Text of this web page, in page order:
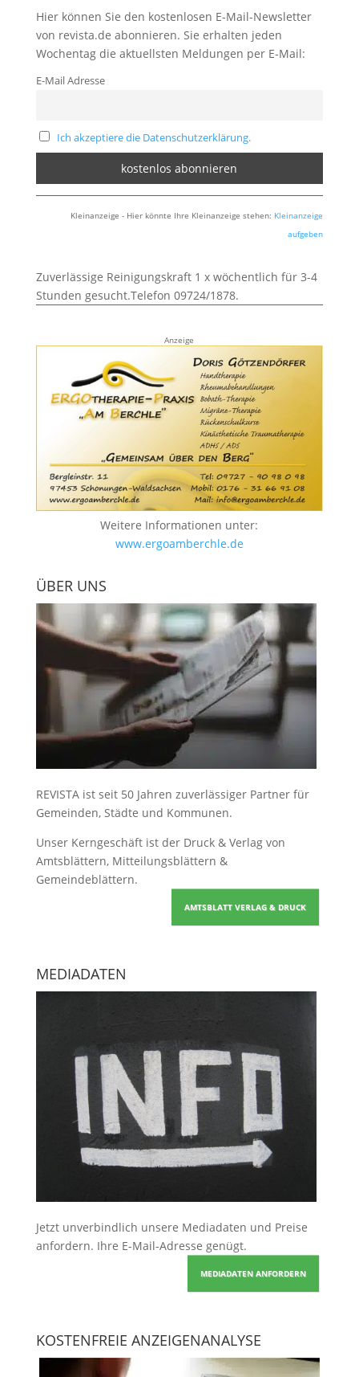
Hier können Sie den kostenlosen E-Mail-Newsletter
von revista.de abonnieren. Sie erhalten jeden
Wochentag die aktuellsten Meldungen per E-Mail:
E-Mail Adresse
Ich akzeptiere die Datenschutzerklärung.
Kleinanzeige - Hier könnte Ihre Kleinanzeige stehen: Kleinanzeige
aufgeben
Zuverlässige Reinigungskraft 1 x wöchentlich für 3-4
Stunden gesucht.Telefon 09724/1878.
Anzeige
Weitere Informationen unter:
www.ergoamberchle.de
ÜBER UNS
REVISTA ist seit 50 Jahren zuverlässiger Partner für
Gemeinden, Städte und Kommunen.
Unser Kerngeschäft ist der Druck & Verlag von
Amtsblättern, Mitteilungsblättern &
Gemeindeblättern.
AMTSBLATT VERLAG & DRUCK
MEDIADATEN
Jetzt unverbindlich unsere Mediadaten und Preise
anfordern. Ihre E-Mail-Adresse genügt.
MEDIADATEN ANFORDERN
KOSTENFREIE ANZEIGENANALYSE